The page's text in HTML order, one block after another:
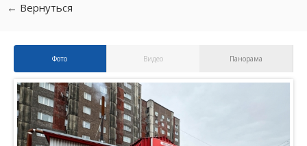
← Вернуться
Фото Видео Панорама